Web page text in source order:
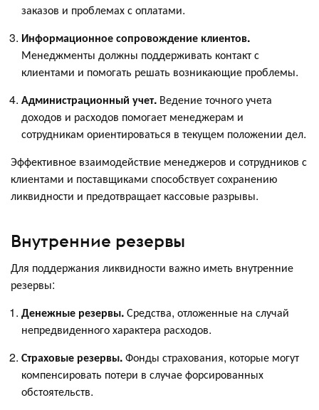
заказов и проблемах с оплатами.
Информационное сопровождение клиентов.
Менеджменты должны поддерживать контакт с
клиентами и помогать решать возникающие проблемы.
Администрационный учет. Ведение точного учета
доходов и расходов помогает менеджерам и
сотрудникам ориентироваться в текущем положении дел.
Эффективное взаимодействие менеджеров и сотрудников с
клиентами и поставщиками способствует сохранению
ликвидности и предотвращает кассовые разрывы.
Внутренние резервы
Для поддержания ликвидности важно иметь внутренние
резервы:
Денежные резервы.Средства, отложенные на случай
непредвиденного характера расходов.
Страховые резервы.Фонды страхования, которые могут
компенсировать потери в случае форсированных
обстоятельств.